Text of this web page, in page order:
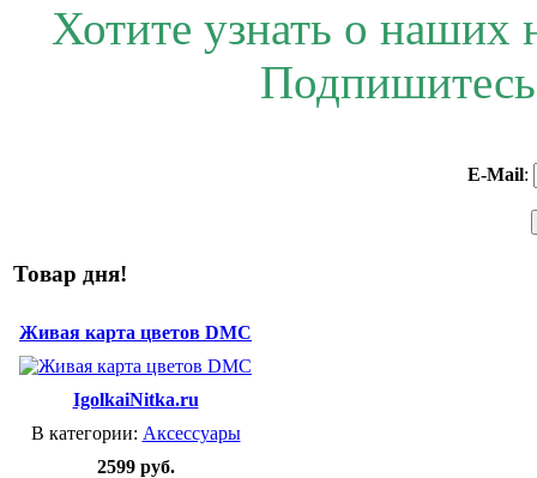
Хотите узнать о наших
E-Mail:
Товар дня!
Живая карта цветов DMC
IgolkaiNitka.ru
В категории: Аксессуары
2599 руб.